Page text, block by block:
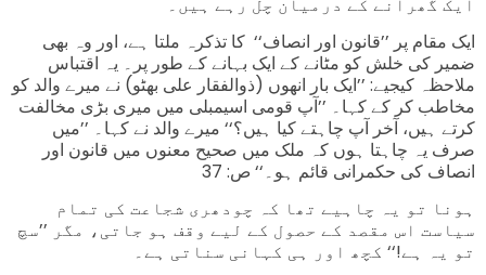
ایک مقام پر ’’قانون اور انصاف‘‘ کا تذکرہ ملتا ہے، اور وہ بھی
ضمیر کی خلش کو مٹانے کے ایک بہانے کے طور پر۔ یہ اقتباس
ملاحظہ کیجیے: ’’ایک بار انھوں (ذوالفقار علی بھٹو) نے میرے والد کو
مخاطب کر کے کہا۔ ’’آپ قومی اسیمبلی میں میری بڑی مخالفت
کرتے ہیں، آخر آپ چاہتے کیا ہیں؟‘‘ میرے والد نے کہا۔ ’’میں
صرف یہ چاہتا ہوں کہ ملک میں صحیح معنوں میں قانون اور
انصاف کی حکمرانی قائم ہو۔‘‘ ص: 37
ہونا تو یہ چاہیے تھا کہ چودھری شجاعت کی تمام
سیاست اس مقصد کے حصول کے لیے وقف ہو جاتی، مگر ’’سچ
تو یہ ہے!‘‘ کچھ اور ہی کہانی سناتی ہے۔